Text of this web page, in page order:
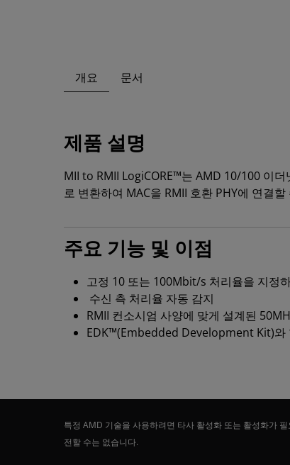
개요 문서
제품 설명
MII to RMII LogiCORE™는 AMD 10/100 이
로 변환하여 MAC을 RMII 호환 PHY에 연결
주요 기능 및 이점
고정 10 또는 100Mbit/s 처리율을 지정
수신 측 처리율 자동 감지
RMII 컨소시엄 사양에 맞게 설계된
EDK™(Embedded Development Kit)와
특정 AMD 기술을 사용하려면 타사 활성화 또는 활성화가
전할 수는 없습니다.